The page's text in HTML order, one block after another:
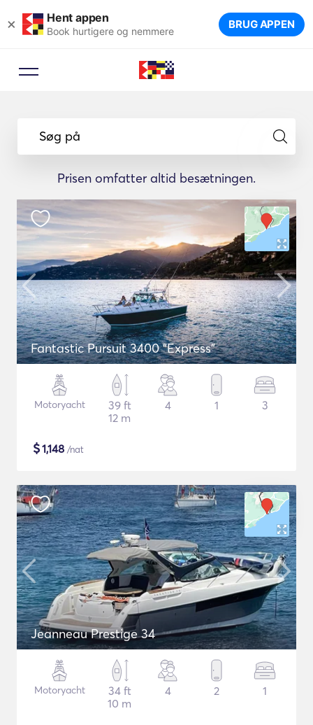
× Hent appen
Book hurtigere og nemmere BRUG APPEN
Søg på
Prisen omfatter altid besætningen.
Fantastic Pursuit 3400 "Express"
Motoryacht
39 ft
12 m
4 1 3
$1,148 /nat
Jeanneau Prestige 34
Motoryacht
34 ft
10 m
4 2 1